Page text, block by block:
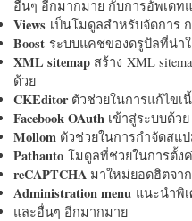
อื่นๆ อีกมากมาย กับการอัพเด
Views เป็นโมดูลสำหรับจัดการ
Boost ระบบแคชของดรูปัลที่น่า
XML sitemapสร้าง XML
ด้วย
CKEditorตัวช่วยในการแก้ไขเ
Facebook OAuth เข้าสู่ระบบด้วย
Mollom ตัวช่วยในการกำจัดสแ
Pathautoโมดูลที่ช่วยในการตั้ง
reCAPTCHA มาใหม่ยอดฮิตจา
Administration menu แนะนำพิ
และอื่นๆ อีกมากมาย